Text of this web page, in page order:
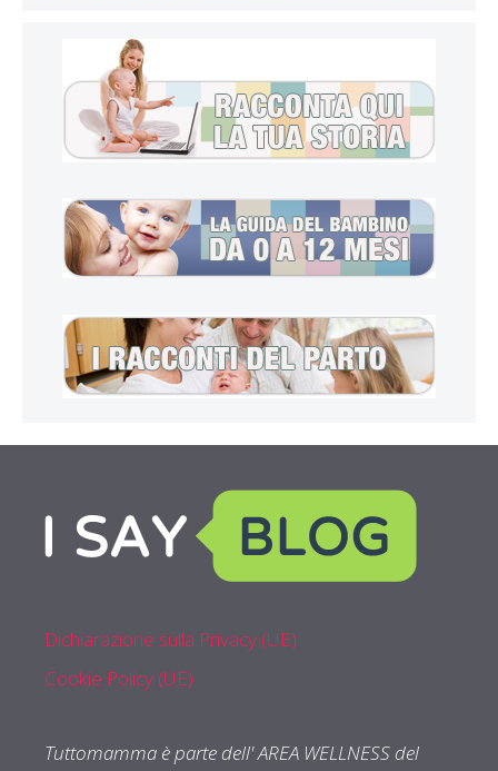
Dichiarazione sulla Privacy (UE)
Cookie Policy (UE)
Tuttomamma è parte dell' AREA WELLNESS del